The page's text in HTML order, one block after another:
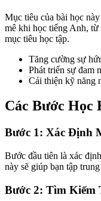
Mục tiêu của bài học
mê khi học tiếng Anh,
mục tiêu học tập.
Tăng cường sự
Phát triển sự đam
Cải thiện kỹ năng
Các Bước Học
Bước 1: Xác Định
Bước đầu tiên là xác
này sẽ giúp bạn tập
Bước 2: Tìm Kiếm